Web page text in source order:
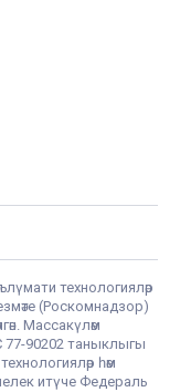
технологияләр
(Роскомнадзор)
Массакүләм
77-90202 таныклыгы
һәм
итүче Федераль